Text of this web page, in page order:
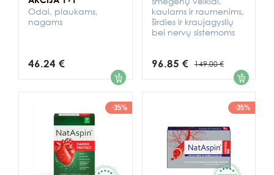
Odai, plaukams,
nagams
46.24 € 1
kaulams ir raumenims,
širdies ir kraujagyslių
bei nervų sistemoms
96.85 € 149.00 € 1
-35% -35%